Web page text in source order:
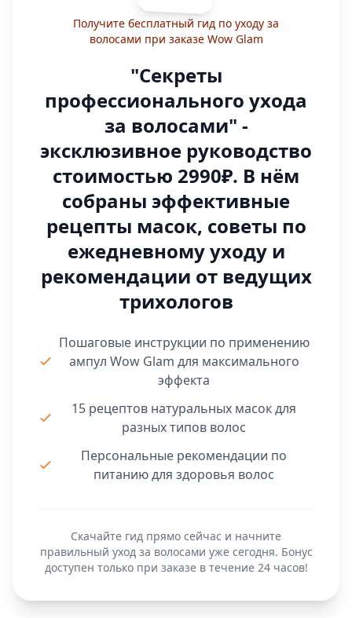
Получите бесплатный гид по уходу за
волосами при заказе Wow Glam
"Секреты
профессионального ухода
за волосами" -
эксклюзивное руководство
стоимостью 2990₽. В нём
собраны эффективные
рецепты масок, советы по
ежедневному уходу и
рекомендации от ведущих
трихологов
Пошаговые инструкции по применению
ампул Wow Glam для максимального
эффекта
15 рецептов натуральных масок для
разных типов волос
Персональные рекомендации по
питанию для здоровья волос
Скачайте гид прямо сейчас и начните
правильный уход за волосами уже сегодня. Бонус
доступен только при заказе в течение 24 часов!